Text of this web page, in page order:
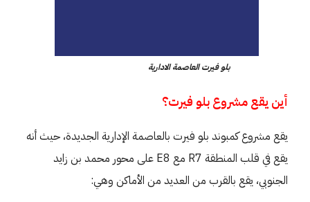
بلو فيرت العاصمة الادارية
أين يقع مشروع بلو فيرت؟
يقع مشروع كمبوند بلو فيرت بالعاصمة الإدارية الجديدة، حيث أنه
يقع في قلب المنطقة R7 مع E8 على محور محمد بن زايد
الجنوبي، يقع بالقرب من العديد من الأماكن وهي: